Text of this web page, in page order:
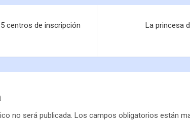
centros de inscripción
La princesa
no será publicada. Los campos obligatorios están